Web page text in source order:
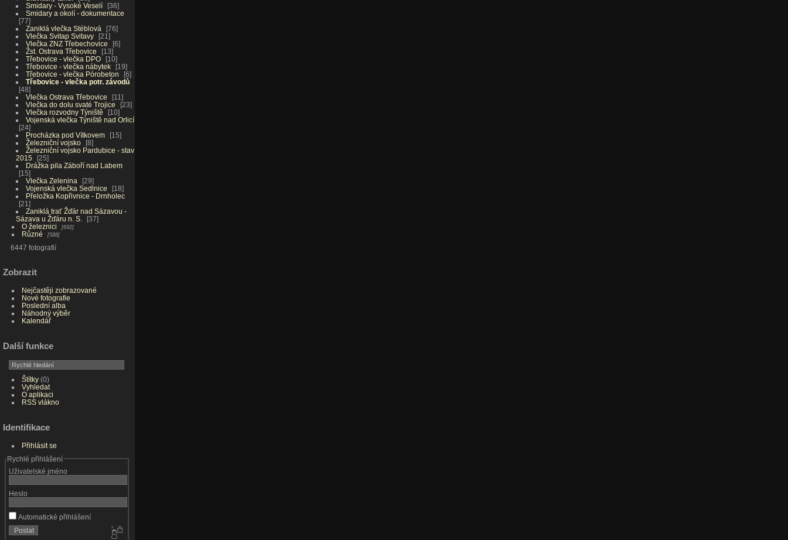
Smidary - Vysoké Veselí
36
Smidary a okolí - dokumentace
77
Zaniklá vlečka Stéblová
76
Vlečka Svitap Svitavy
21
Vlečka ZNZ Třebechovice
6
Žst. Ostrava Třebovice
13
Třebovice - vlečka DPO
10
Třebovice - vlečka nábytek
19
Třebovice - vlečka Pórobeton
6
Třebovice - vlečka potr. závodů
48
Vlečka Ostrava Třebovice
11
Vlečka do dolu svaté Trojice
23
Vlečka rozvodny Týniště
10
Vojenská vlečka Týniště nad Orlicí
24
Procházka pod Vítkovem
15
Železniční vojsko
8
Železniční vojsko Pardubice - stav
2015
25
Drážka pila Záboří nad Labem
15
Vlečka Zelenina
29
Vojenská vlečka Sedlnice
18
Přeložka Kopřivnice - Drnholec
21
Zaniklá trať Žďár nad Sázavou -
Sázava u Žďáru n. S.
37
O železnici
692
Různé 588
6447 fotografií
Zobrazit
Nejčastěji zobrazované
Nové fotografie
Poslední alba
Náhodný výběr
Kalendář
Další funkce
Štítky(0)
Vyhledat
O aplikaci
RSS vlákno
Identifikace
Přihlásit se
Rychlé přihlášení
Uživatelské jméno
Heslo
Automatické přihlášení